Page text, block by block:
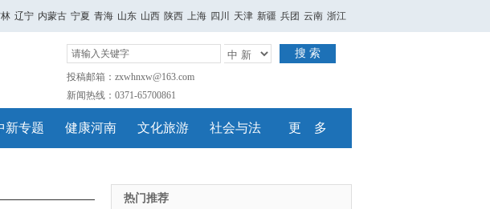
辽宁 内蒙古 宁夏 青海 山东 山西 陕西 上海 四川 天津 新疆 兵团 云南 浙江
搜 索
投稿邮箱：zxwhnxw@163.com
新闻热线：0371-65700861
新专题 健康河南 文化旅游 社会与法 更 多
热门推荐